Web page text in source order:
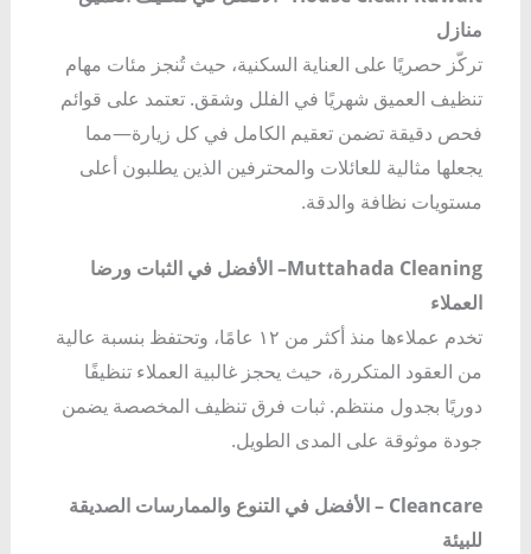
منازل
تركّز حصريًا على العناية السكنية، حيث تُنجز مئات مهام
تنظيف العميق شهريًا في الفلل وشقق. تعتمد على قوائم
فحص دقيقة تضمن تعقيم الكامل في كل زيارة—مما
يجعلها مثالية للعائلات والمحترفين الذين يطلبون أعلى
مستويات نظافة والدقة.
Muttahada Cleaning– الأفضل في الثبات ورضا
العملاء
تخدم عملاءها منذ أكثر من ١٢ عامًا، وتحتفظ بنسبة عالية
من العقود المتكررة، حيث يحجز غالبية العملاء تنظيفًا
دوريًا بجدول منتظم. ثبات فرق تنظيف المخصصة يضمن
جودة موثوقة على المدى الطويل.
Cleancare – الأفضل في التنوع والممارسات الصديقة
للبيئة